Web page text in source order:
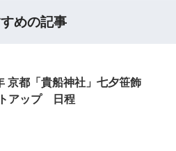
めの記事
京都「貴船神社」七夕笹飾
アップ 日程